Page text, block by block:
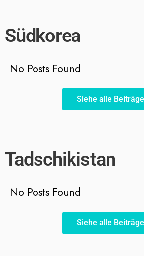
Südkorea
No Posts Found
Siehe alle Beiträge
Tadschikistan
No Posts Found
Siehe alle Beiträge